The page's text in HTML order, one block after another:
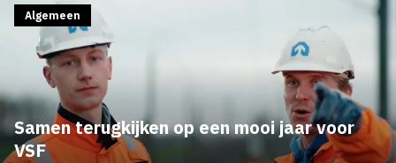
Samen terugkijken op een mooi jaar voor
VSF
Algemeen